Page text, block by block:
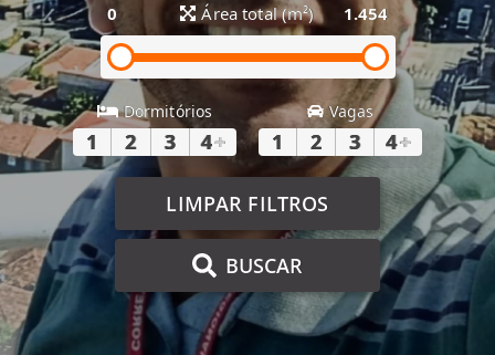
0 Área total (m²) 1.454
Dormitórios
1 2 3 4+
Vagas
1 2 3 4+
LIMPAR FILTROS
BUSCAR